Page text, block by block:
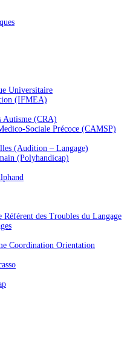
Universitaire
(IFMEA)
Autisme (CRA)
Sociale Précoce (CAMSP)
(Audition – Langage)
(Polyhandicap)
des Troubles du Langage
Coordination Orientation